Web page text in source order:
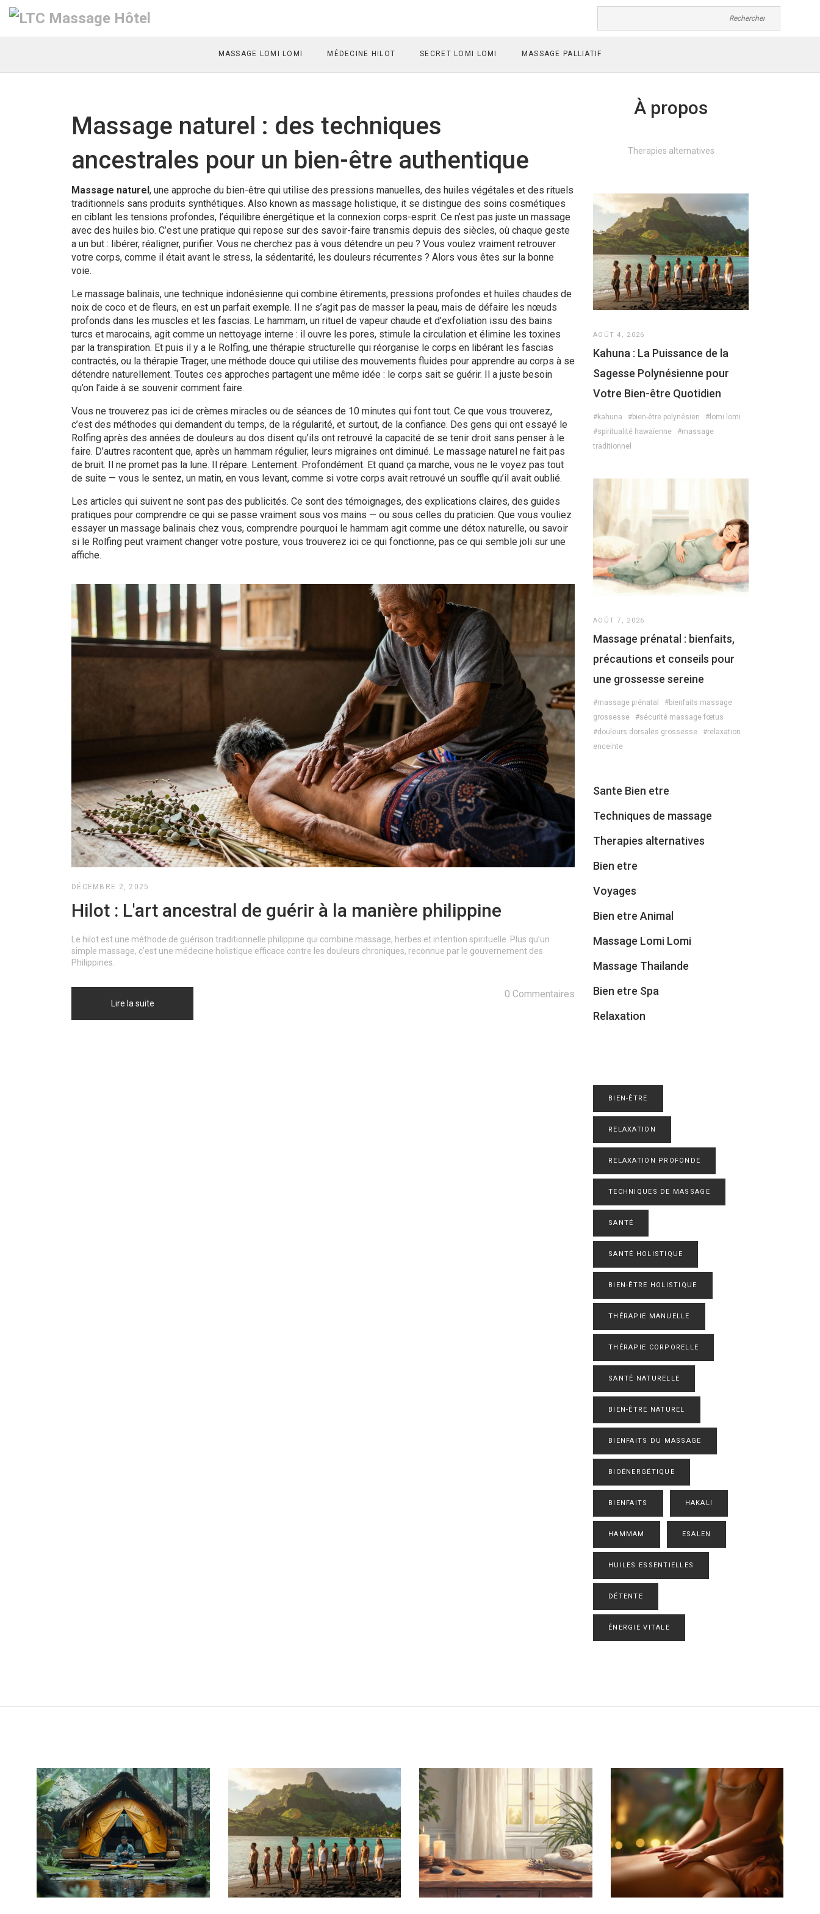
MASSAGE LOMI LOMI MÉDECINE HILOT SECRET LOMI LOMI MASSAGE PALLIATIF
Massage naturel : des techniques
ancestrales pour un bien-être authentique
Massage naturel, une approche du bien-être qui utilise des pressions manuelles, des huiles végétales et des rituels
traditionnels sans produits synthétiques. Also known as massage holistique, it se distingue des soins cosmétiques
en ciblant les tensions profondes, l’équilibre énergétique et la connexion corps-esprit. Ce n’est pas juste un massage
avec des huiles bio. C’est une pratique qui repose sur des savoir-faire transmis depuis des siècles, où chaque geste
a un but : libérer, réaligner, purifier. Vous ne cherchez pas à vous détendre un peu ? Vous voulez vraiment retrouver
votre corps, comme il était avant le stress, la sédentarité, les douleurs récurrentes ? Alors vous êtes sur la bonne
voie.
Le massage balinais, une technique indonésienne qui combine étirements, pressions profondes et huiles chaudes de
noix de coco et de fleurs, en est un parfait exemple. Il ne s’agit pas de masser la peau, mais de défaire les nœuds
profonds dans les muscles et les fascias. Le hammam, un rituel de vapeur chaude et d’exfoliation issu des bains
turcs et marocains, agit comme un nettoyage interne : il ouvre les pores, stimule la circulation et élimine les toxines
par la transpiration. Et puis il y a le Rolfing, une thérapie structurelle qui réorganise le corps en libérant les fascias
contractés, ou la thérapie Trager, une méthode douce qui utilise des mouvements fluides pour apprendre au corps à se
détendre naturellement. Toutes ces approches partagent une même idée : le corps sait se guérir. Il a juste besoin
qu’on l’aide à se souvenir comment faire.
Vous ne trouverez pas ici de crèmes miracles ou de séances de 10 minutes qui font tout. Ce que vous trouverez,
c’est des méthodes qui demandent du temps, de la régularité, et surtout, de la confiance. Des gens qui ont essayé le
Rolfing après des années de douleurs au dos disent qu’ils ont retrouvé la capacité de se tenir droit sans penser à le
faire. D’autres racontent que, après un hammam régulier, leurs migraines ont diminué. Le massage naturel ne fait pas
de bruit. Il ne promet pas la lune. Il répare. Lentement. Profondément. Et quand ça marche, vous ne le voyez pas tout
de suite — vous le sentez, un matin, en vous levant, comme si votre corps avait retrouvé un souffle qu’il avait oublié.
Les articles qui suivent ne sont pas des publicités. Ce sont des témoignages, des explications claires, des guides
pratiques pour comprendre ce qui se passe vraiment sous vos mains — ou sous celles du praticien. Que vous vouliez
essayer un massage balinais chez vous, comprendre pourquoi le hammam agit comme une détox naturelle, ou savoir
si le Rolfing peut vraiment changer votre posture, vous trouverez ici ce qui fonctionne, pas ce qui semble joli sur une
affiche.
DÉCEMBRE 2, 2025
Hilot : L'art ancestral de guérir à la manière philippine
Le hilot est une méthode de guérison traditionnelle philippine qui combine massage, herbes et intention spirituelle. Plus qu’un
simple massage, c’est une médecine holistique efficace contre les douleurs chroniques, reconnue par le gouvernement des
Philippines.
Lire la suite
0 Commentaires
À propos
Therapies alternatives
AOÛT 4, 2026
Kahuna : La Puissance de la
Sagesse Polynésienne pour
Votre Bien-être Quotidien
#kahuna #bien-être polynésien
#lomi lomi
#spiritualité hawaïenne
#massage
traditionnel
AOÛT 7, 2026
Massage prénatal : bienfaits,
précautions et conseils pour
une grossesse sereine
#massage prénatal
#bienfaits massage
grossesse
#sécurité massage fœtus
#douleurs dorsales grossesse
#relaxation
enceinte
Sante Bien etre
Techniques de massage
Therapies alternatives
Bien etre
Voyages
Bien etre Animal
Massage Lomi Lomi
Massage Thailande
Bien etre Spa
Relaxation
BIEN-ÊTRE
RELAXATION
RELAXATION PROFONDE
TECHNIQUES DE MASSAGE
SANTÉ
SANTÉ HOLISTIQUE
BIEN-ÊTRE HOLISTIQUE
THÉRAPIE MANUELLE
THÉRAPIE CORPORELLE
SANTÉ NATURELLE
BIEN-ÊTRE NATUREL
BIENFAITS DU MASSAGE
BIOÉNERGÉTIQUE
BIENFAITS HAKALI
HAMMAM ESALEN
HUILES ESSENTIELLES
DÉTENTE
ÉNERGIE VITALE